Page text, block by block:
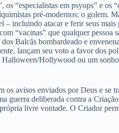
“especialistas em psyops” e os
pré-modernos: o golem.
– incluindo atacar e ferir seus
“vacinas” que qualquer pessoa
Balcãs bombardeado e
lançam seu voto a favor dos
Hollywood ou um
avisos enviados por Deus e se
guerra deliberada contra a
livre vontade. O Criador